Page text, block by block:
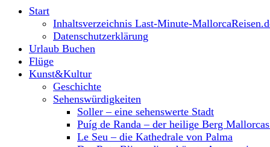
Start
Inhaltsverzeichnis Last-Minute-
Datenschutzerklärung
Urlaub Buchen
Flüge
Kunst&Kultur
Geschichte
Sehenswürdigkeiten
Soller – eine sehenswerte Stadt
Puíg de Randa – der heilige Berg
Le Seu – die Kathedrale von Palma